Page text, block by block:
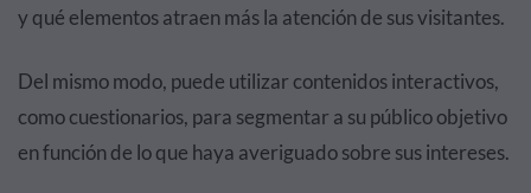
y qué elementos atraen más la atención de sus visitantes.
Del mismo modo, puede utilizar contenidos interactivos,
como cuestionarios, para segmentar a su público objetivo
en función de lo que haya averiguado sobre sus intereses.